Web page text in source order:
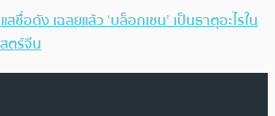
สชื่อดัง เฉลยแล้ว ‘บล็อกเชน’ เป็นธาตุอะไรใน
ตร์จีน